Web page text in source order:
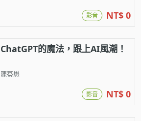
影音 NT$ 0
ChatGPT的魔法，跟上AI風潮！
陳葵懋
影音 NT$ 0